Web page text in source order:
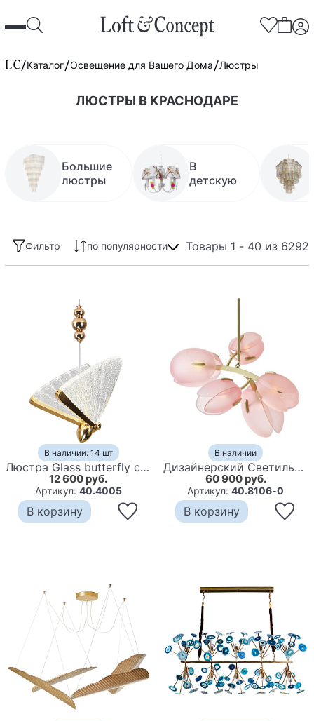
Каталог Освещение для Вашего Дома Люстры
ЛЮСТРЫ В КРАСНОДАРЕ
Большие
люстры
В
детскую
Фильтр по популярности Товары 1 - 40 из 6292
В наличии: 14 шт
Люстра Glass butterfly chandelier A
12 600 руб.
Артикул: 40.4005
В корзину
В наличии
Дизайнерский Светильник Lilly Pink Tulip Lamp розовый плафон
60 900 руб.
Артикул:40.8106-0
В корзину